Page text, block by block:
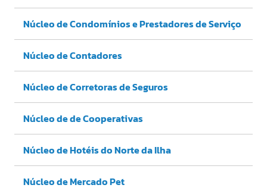
Núcleo de Condomínios e Prestadores de Serviço
Núcleo de Contadores
Núcleo de Corretoras de Seguros
Núcleo de de Cooperativas
Núcleo de Hotéis do Norte da Ilha
Núcleo de Mercado Pet